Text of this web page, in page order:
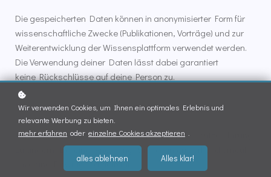
Die gespeicherten Daten können in anonymisierter Form für
wissenschaftliche Zwecke (Publikationen, Vorträge) und zur
Weiterentwicklung der Wissensplattform verwendet werden.
Die Verwendung deiner Daten lässt dabei garantiert
keine Rückschlüsse auf deine Person zu.
Mögliche Änderung im Datenschutz
Wir behalten uns das Recht vor, diese Datenschutzerklärung
zu ändern. Bei einer Änderung wirst du informiert und erneut
um deine Einwilligung gefragt.
Wir verwenden Cookies, um Ihnen ein optimales Erlebnis und
relevante Werbung zu bieten.
mehr erfahren oder einzelne Cookies akzeptieren
alles ablehnen Alles klar!